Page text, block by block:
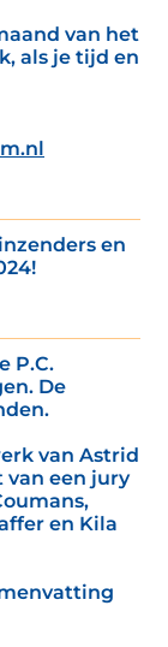
van het
als je tijd en
en
P.C.
De
van Astrid
van een jury
en Kila